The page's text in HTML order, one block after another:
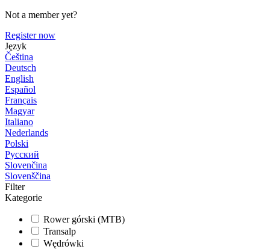
Not a member yet?
Register now
Język
Čeština
Deutsch
English
Español
Français
Magyar
Italiano
Nederlands
Polski
Русский
Slovenčina
Slovenščina
Filter
Kategorie
Rower górski (MTB)
Transalp
Wędrówki